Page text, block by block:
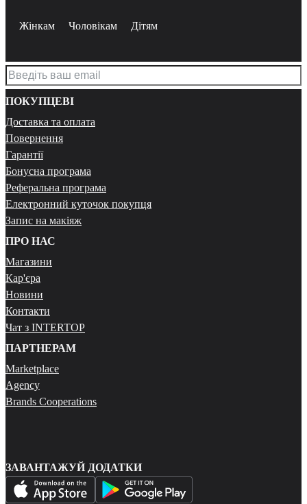
Жінкам Чоловікам Дітям
ПОКУПЦЕВІ
Доставка та оплата
Повернення
Гарантії
Бонусна програма
Реферальна програма
Електронний куточок покупця
Запис на макіяж
ПРО НАС
Магазини
Кар'єра
Новини
Контакти
Чат з INTERTOP
ПАРТНЕРАМ
Marketplace
Agency
Brands Cooperations
ЗАВАНТАЖУЙ ДОДАТКИ